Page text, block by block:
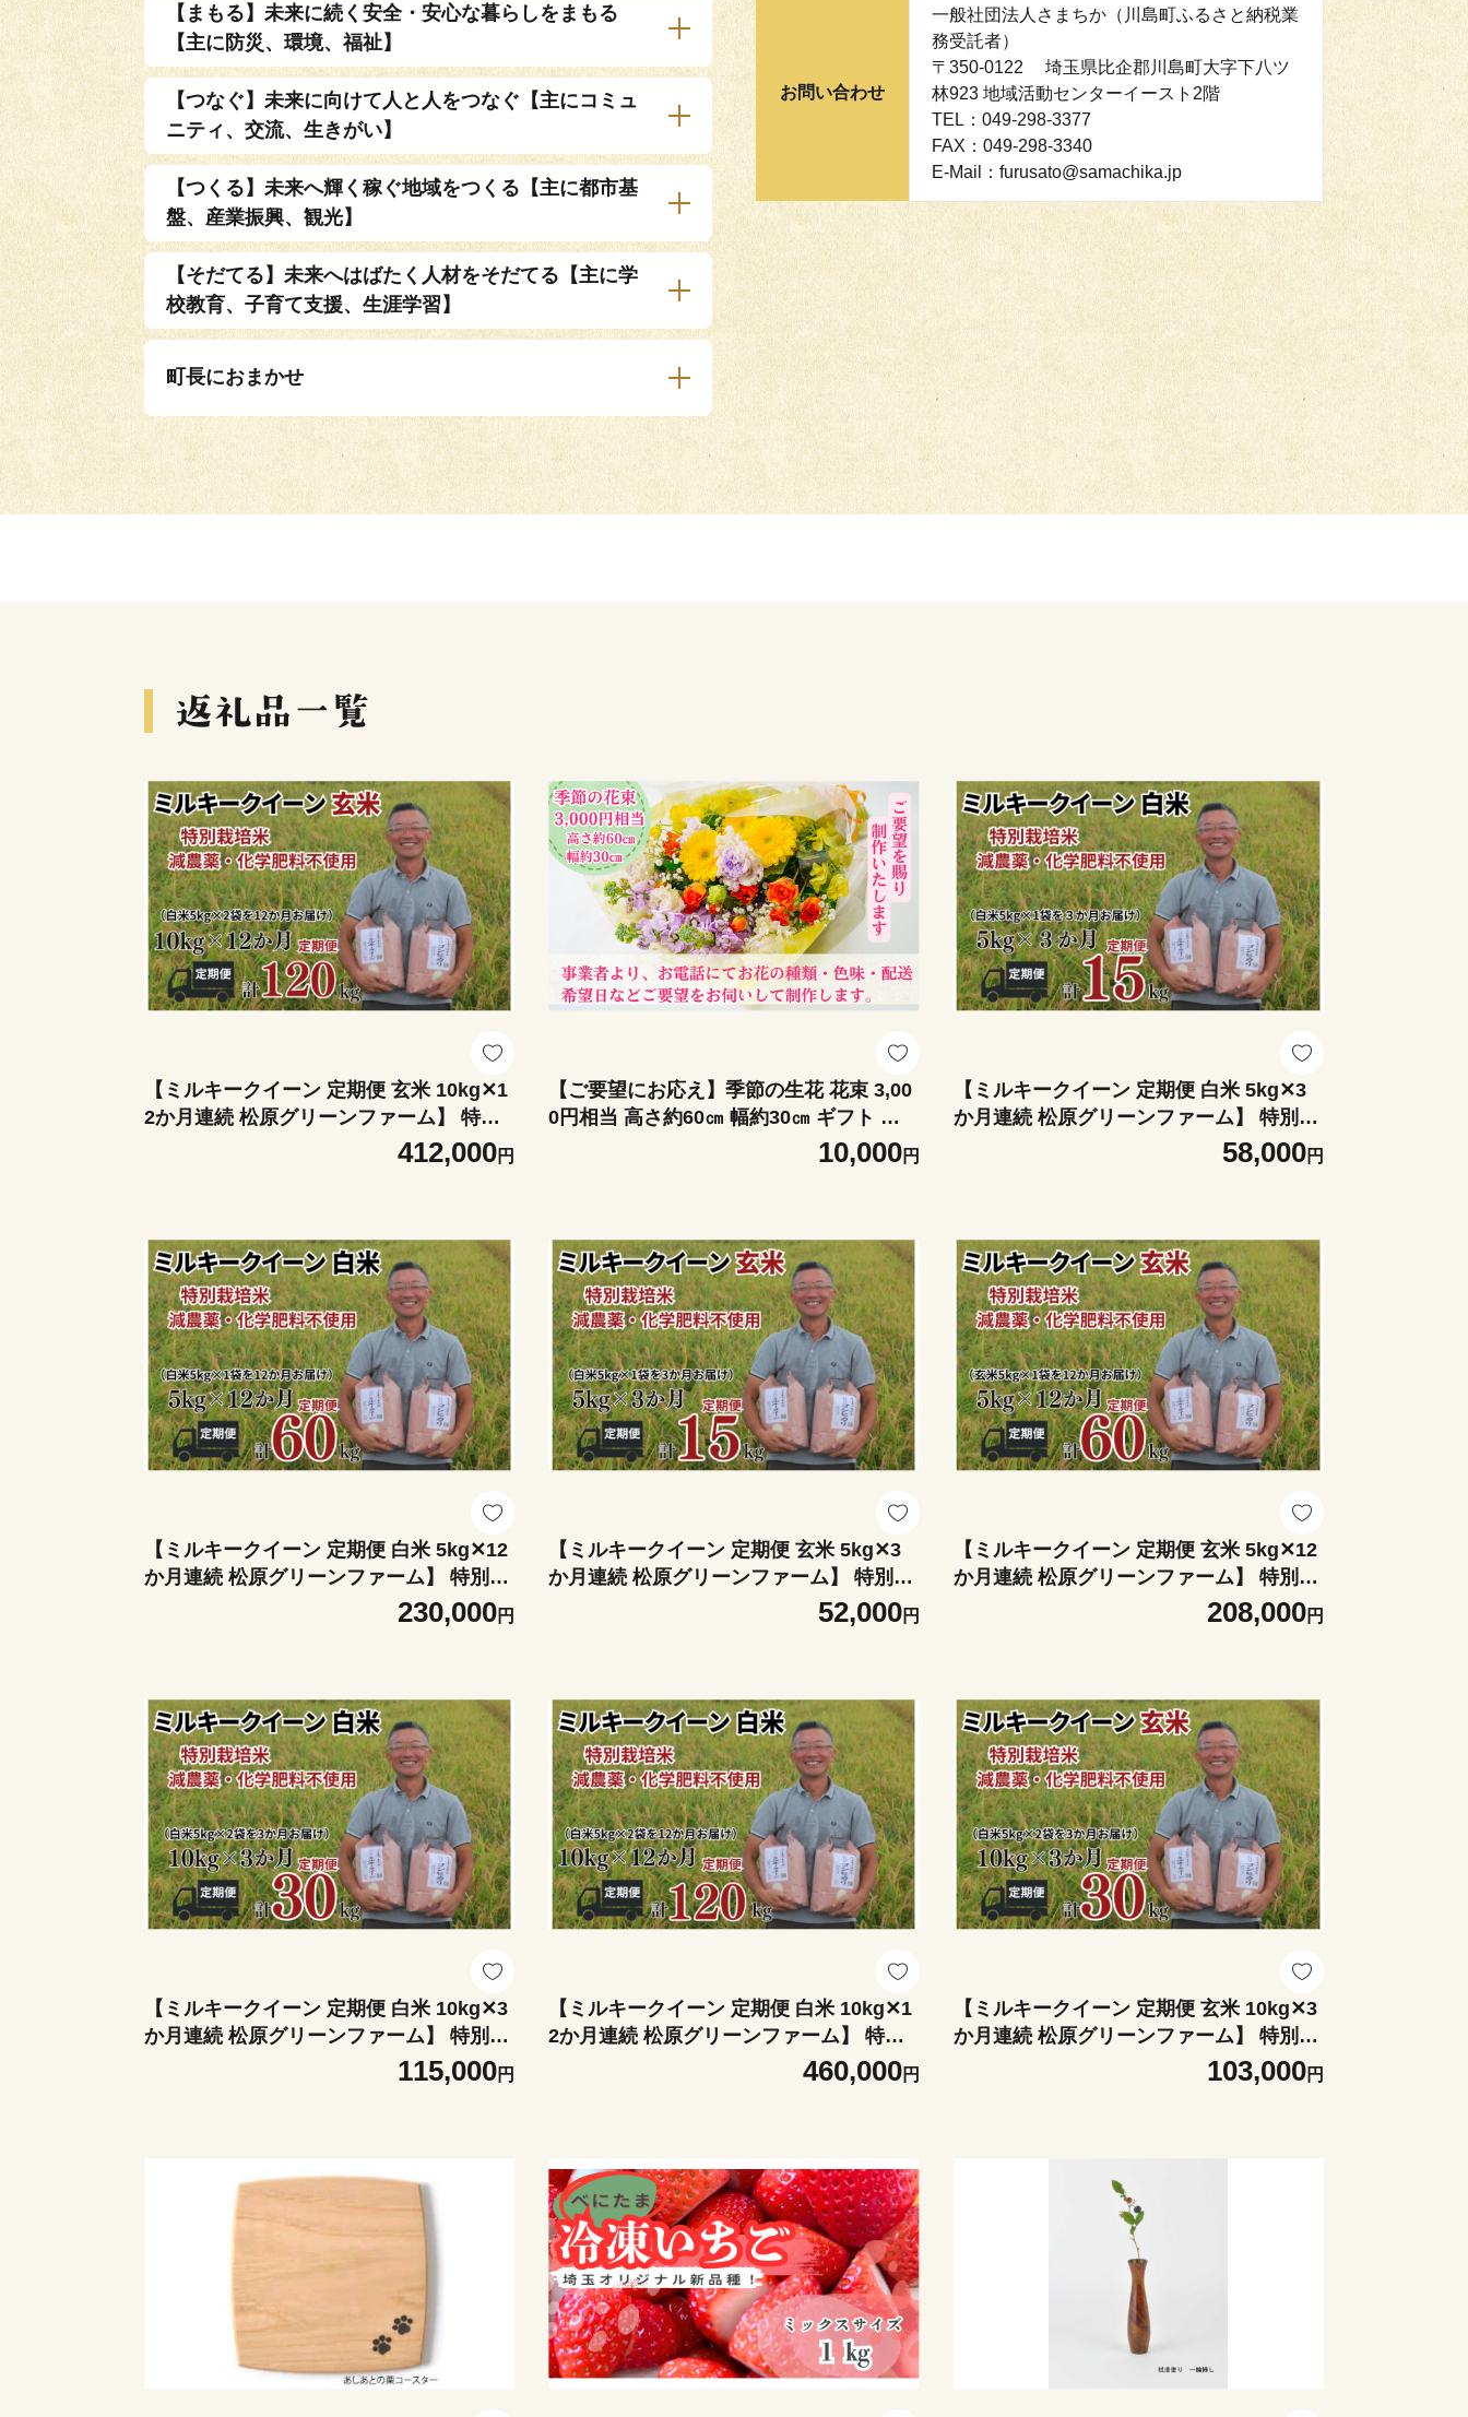
【まもる】未来に続く安全・安心な暮らしをまもる
【主に防災、環境、福祉】
【つなぐ】未来に向けて人と人をつなぐ【主にコミュ
ニティ、交流、生きがい】
【つくる】未来へ輝く稼ぐ地域をつくる【主に都市基
盤、産業振興、観光】
【そだてる】未来へはばたく人材をそだてる【主に学
校教育、子育て支援、生涯学習】
町長におまかせ
お問い合わせ
一般社団法人さまちか（川島町ふるさと納税業
務受託者）
〒350-0122 埼玉県比企郡川島町大字下八ツ
林923 地域活動センターイースト2階
TEL：049-298-3377
FAX：049-298-3340
E-Mail：furusato@samachika.jp
【ミルキークイーン 定期便 玄米 10kg✕1
2か月連続 松原グリーンファーム】 特別
栽培米 ミルキークイーン 玄米 10kg （5k
412,000円
【ご要望にお応え】季節の生花 花束 3,00
0円相当 高さ約60㎝ 幅約30㎝ ギフト 贈
り物 プレゼント 花束 誕生日 母の日 父の
10,000円
【ミルキークイーン 定期便 白米 5kg✕3
か月連続 松原グリーンファーム】 特別栽
培米 ミルキークイーン 白米 5kg （5kg×1
58,000円
【ミルキークイーン 定期便 白米 5kg✕12
か月連続 松原グリーンファーム】 特別栽
培米 ミルキークイーン 白米 5kg （5kg×1
230,000円
【ミルキークイーン 定期便 玄米 5kg✕3
か月連続 松原グリーンファーム】 特別栽
培米 ミルキークイーン 玄米 5kg （5kg×1
52,000円
【ミルキークイーン 定期便 玄米 5kg✕12
か月連続 松原グリーンファーム】 特別栽
培米 ミルキークイーン 玄米 5kg （5kg×1
208,000円
【ミルキークイーン 定期便 白米 10kg✕3
か月連続 松原グリーンファーム】 特別栽
培米 ミルキークイーン 白米 10kg （5kg×
115,000円
【ミルキークイーン 定期便 白米 10kg✕1
2か月連続 松原グリーンファーム】 特別
栽培米 ミルキークイーン 白米 10kg （5k
460,000円
【ミルキークイーン 定期便 玄米 10kg✕3
か月連続 松原グリーンファーム】 特別栽
培米 ミルキークイーン 玄米 10kg （5kg×
103,000円